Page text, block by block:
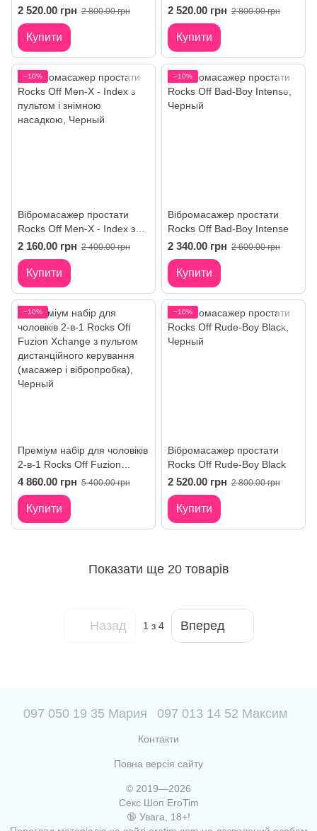
2 520.00 грн 2 800.00 грн
Купити
2 520.00 грн 2 800.00 грн
Купити
−10%
Вібромасажер простати
Rocks Off Men-X - Index з
пультом і знімною насадкою
2 160.00 грн 2 400.00 грн
Купити
−10%
Вібромасажер простати
Rocks Off Bad-Boy Intense
2 340.00 грн 2 600.00 грн
Купити
−10%
Преміум набір для чоловіків
2-в-1 Rocks Off Fuzion
Xchange з пультом
дистанційного керування
(масажер і вібропробка)
4 860.00 грн 5 400.00 грн
Купити
−10%
Вібромасажер простати
Rocks Off Rude-Boy Black
2 520.00 грн 2 800.00 грн
Купити
Показати ще 20 товарів
Назад 1 з 4 Вперед
097 050 19 35 Мария 097 013 14 52 Максим
Контакти
Повна версія сайту
© 2019—2026
Секс Шоп EroTim
🔞 Увага, 18+!